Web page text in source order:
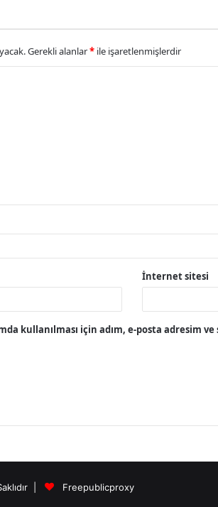
Gerekli alanlar* ile işaretlenmişlerdir
İnternet sitesi
kullanılması için adım, e-posta adresim ve
| Freepublicproxy